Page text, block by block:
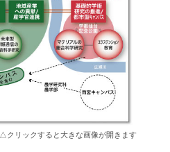
△クリックすると大きな画像が開きます